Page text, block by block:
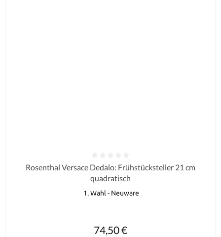
Durchschnittliche Bewertung von 0 von 5 Sternen
Rosenthal Versace Dedalo: Frühstücksteller 21 cm
quadratisch
1. Wahl - Neuware
74,50 €